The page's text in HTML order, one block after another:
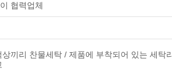
협력업체
상끼리 찬물세탁 / 제품에 부착되어 있는 세탁